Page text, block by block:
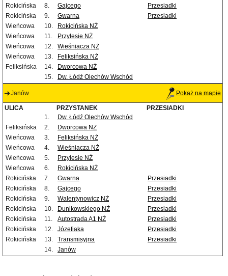
Rokicińska
8. Gajcego
Przesiadki
Rokicińska
9. Gwarna
Przesiadki
Wieńcowa
10.
Rokicińska NŻ
Wieńcowa
11.
Przylesie NŻ
Wieńcowa
12.
Wieśniacza NŻ
Wieńcowa
13.
Feliksińska NŻ
Feliksińska
14.
Dworcowa NŻ
15.
Dw. Łódź Olechów Wschód
Janów Pokaż na mapie
ULICA PRZYSTANEK
PRZESIADKI
1.
Dw. Łódź Olechów Wschód
Feliksińska
2.
Dworcowa NŻ
Wieńcowa
3.
Feliksińska NŻ
Wieńcowa
4.
Wieśniacza NŻ
Wieńcowa
5.
Przylesie NŻ
Wieńcowa
6.
Rokicińska NŻ
Rokicińska
7. Gwarna
Przesiadki
Rokicińska
8. Gajcego
Przesiadki
Rokicińska
9. Walentynowicz NŻ
Przesiadki
Rokicińska
10. Dunikowskiego NŻ
Przesiadki
Rokicińska
11. Autostrada A1 NŻ
Przesiadki
Rokicińska
12. Józefiaka
Przesiadki
Rokicińska
13. Transmisyjna
Przesiadki
14.
Janów